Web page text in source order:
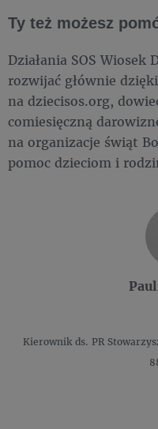
Ty też możesz
Działania SOS Wiosek
rozwijać głównie
na dziecisos.org,
comiesięczną
na organizacje świąt
pomoc dzieciom i
Kierownik ds. PR